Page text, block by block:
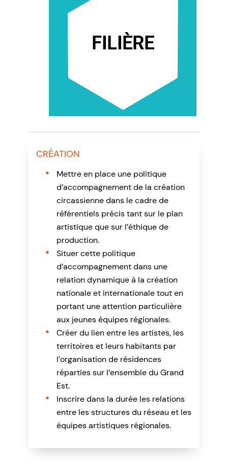
CRÉATION
Mettre en place une politique
d’accompagnement de la création
circassienne dans le cadre de
référentiels précis tant sur le plan
artistique que sur l’éthique de
production.
Situer cette politique
d’accompagnement dans une
relation dynamique à la création
nationale et internationale tout en
portant une attention particulière
aux jeunes équipes régionales.
Créer du lien entre les artistes, les
territoires et leurs habitants par
l’organisation de résidences
réparties sur l’ensemble du Grand
Est.
Inscrire dans la durée les relations
entre les structures du réseau et les
équipes artistiques régionales.